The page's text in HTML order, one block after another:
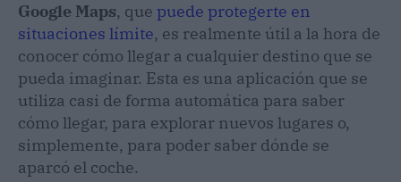
Google Maps, que puede protegerte en
situaciones límite, es realmente útil a la hora de
conocer cómo llegar a cualquier destino que se
pueda imaginar. Esta es una aplicación que se
utiliza casi de forma automática para saber
cómo llegar, para explorar nuevos lugares o,
simplemente, para poder saber dónde se
aparcó el coche.